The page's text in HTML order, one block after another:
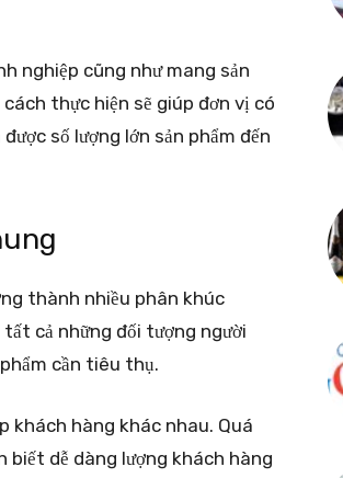
nghiệp cũng như mang sản
thực hiện sẽ giúp đơn vị có
số lượng lớn sản phẩm đến
thành nhiều phân khúc
cả những đối tượng người
cần tiêu thụ.
khách hàng khác nhau. Quá
biết dễ dàng lượng khách hàng